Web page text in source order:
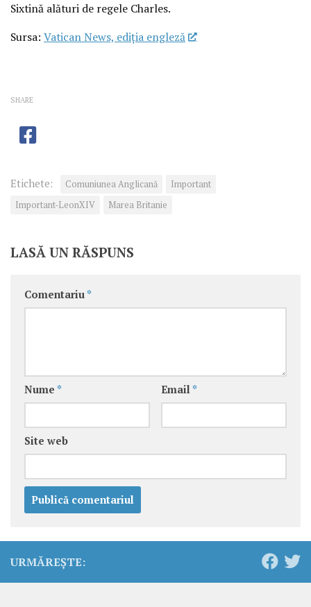
Sixtină alături de regele Charles.
Sursa: Vatican News, ediția engleză
SHARE
Etichete: Comuniunea Anglicană
Important
Important-LeonXIV
Marea Britanie
LASĂ UN RĂSPUNS
Comentariu *
Nume * Email *
Site web
URMĂREȘTE: